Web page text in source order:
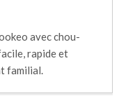
avec chou-
rapide et
familial.